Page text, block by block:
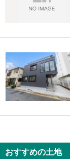
おすすめの土地